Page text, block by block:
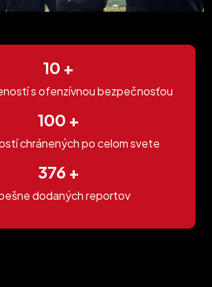
10 +
s ofenzívnou bezpečnosťou
100 +
chránených po celom svete
400 +
dodaných reportov